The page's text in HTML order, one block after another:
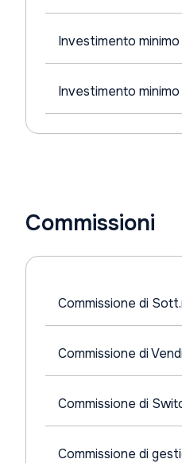
Investimento
Investimento
Commissioni
Commissione di
Commissione di
Commissione di
Commissione di